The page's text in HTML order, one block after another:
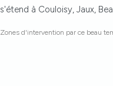
s'étend à Couloisy, Jaux,
Zones d'intervention par ce beau